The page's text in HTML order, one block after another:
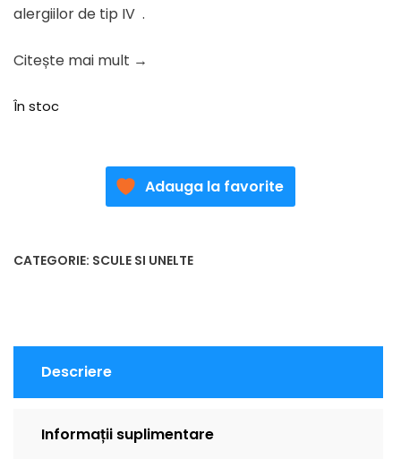
alergiilor de tip IV .
Citește mai mult →
În stoc
Adauga la favorite
CATEGORIE: SCULE SI UNELTE
Descriere
Informații suplimentare